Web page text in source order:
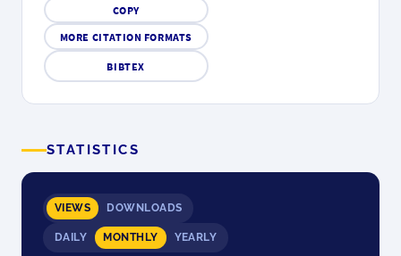
COPY
MORE CITATION FORMATS
BIBTEX
STATISTICS
VIEWS DOWNLOADS
DAILY MONTHLY YEARLY